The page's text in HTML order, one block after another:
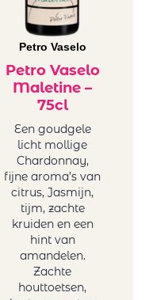
Petro Vaselo
Petro Vaselo
Maletine –
75cl
Een goudgele
licht mollige
Chardonnay,
fijne aroma’s van
citrus, Jasmijn,
tijm, zachte
kruiden en een
hint van
amandelen.
Zachte
houttoetsen,